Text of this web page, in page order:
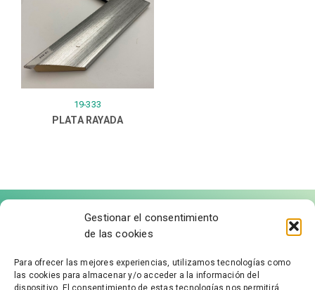
Gestionar el consentimiento
de las cookies
Para ofrecer las mejores experiencias, utilizamos tecnologías como
las cookies para almacenar y/o acceder a la información del
dispositivo. El consentimiento de estas tecnologías nos permitirá
19-333
PLATA RAYADA
FÁBRICA DE MOLDURAS